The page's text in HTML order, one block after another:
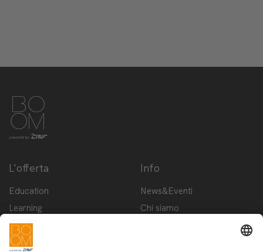
L'offerta
Education
Learning
Innovation
Startup
Info
News&Eventi
Chi siamo